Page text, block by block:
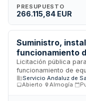
atención primaria de
Castilla y León. El
cualificados y la
técnico para
PRESUPUESTO
266.115,84 EUR
Suministro,
funcionamiento
electromédico
del Hospital
Licitación pública
funcionamiento de
especializado
Sol, dependiente del
Servicio Andaluz de
Abierto
Almogía